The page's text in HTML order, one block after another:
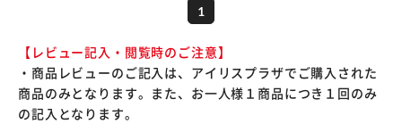
1
【レビュー記入・閲覧時のご注意】
・商品レビューのご記入は、アイリスプラザでご購入された
商品のみとなります。また、お一人様１商品につき１回のみ
の記入となります。